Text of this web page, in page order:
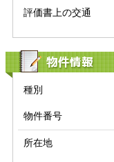
評価書上の交通
物件情報
種別
物件番号
所在地